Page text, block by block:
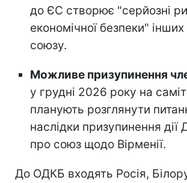
до ЄС створює "серйозні
економічної безпеки" інших
союзу.
Можливе призупинення
у грудні 2026 року на
планують розглянути
наслідки призупинення дії
про союз щодо Вірменії.
До ОДКБ входять Росія,